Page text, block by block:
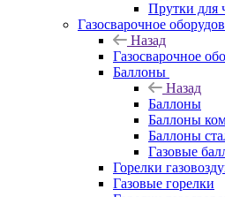
Прутки для
Газосварочное
Назад
Газосварочное
Баллоны
Назад
Баллоны
Баллоны
Баллоны
Газовые
Горелки
Газовые горелки